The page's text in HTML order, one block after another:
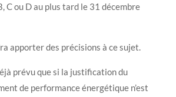
C ou D au plus tard le 31 décembre
apporter des précisions à ce sujet.
prévu que si la justification du
de performance énergétique n’est